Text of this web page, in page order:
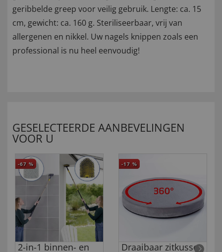
geribbelde greep voor veilig gebruik. Lengte: ca. 15
cm, gewicht: ca. 160 g. Steriliseerbaar, vrij van
allergenen en nikkel. Uw nagels knippen zoals een
professional is nu heel eenvoudig!
GESELECTEERDE AANBEVELINGEN
VOOR U
-67 %
2-in-1 binnen- en
-17 %
Draaibaar zitkussen